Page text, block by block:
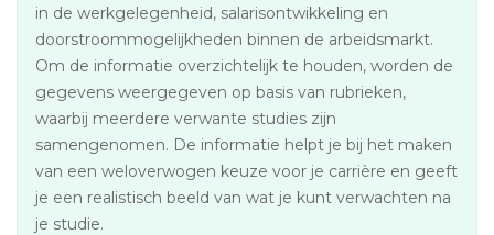
in de werkgelegenheid, salarisontwikkeling en
doorstroommogelijkheden binnen de arbeidsmarkt.
Om de informatie overzichtelijk te houden, worden de
gegevens weergegeven op basis van rubrieken,
waarbij meerdere verwante studies zijn
samengenomen. De informatie helpt je bij het maken
van een weloverwogen keuze voor je carrière en geeft
je een realistisch beeld van wat je kunt verwachten na
je studie.